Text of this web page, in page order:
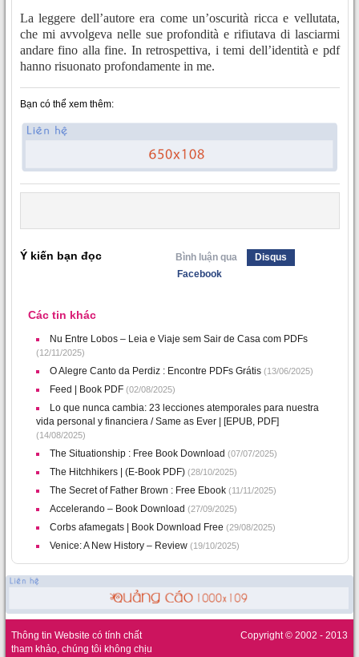
La leggere dell’autore era come un’oscurità ricca e vellutata,
che mi avvolgeva nelle sue profondità e rifiutava di lasciarmi
andare fino alla fine. In retrospettiva, i temi dell’identità e pdf
hanno risuonato profondamente in me.
Bạn có thể xem thêm:
Ý kiến bạn đọc Bình luận qua
Disqus
Facebook
Các tin khác
Nu Entre Lobos – Leia e Viaje sem Sair de Casa com PDFs
(12/11/2025)
O Alegre Canto da Perdiz : Encontre PDFs Grátis (13/06/2025)
Feed | Book PDF (02/08/2025)
Lo que nunca cambia: 23 lecciones atemporales para nuestra
vida personal y financiera / Same as Ever | [EPUB, PDF]
(14/08/2025)
The Situationship : Free Book Download (07/07/2025)
The Hitchhikers | (E-Book PDF) (28/10/2025)
The Secret of Father Brown : Free Ebook (11/11/2025)
Accelerando – Book Download (27/09/2025)
Corbs afamegats | Book Download Free (29/08/2025)
Venice: A New History – Review (19/10/2025)
Thông tin Website có tính chất
tham khảo, chúng tôi không chịu
Copyright © 2002 - 2013